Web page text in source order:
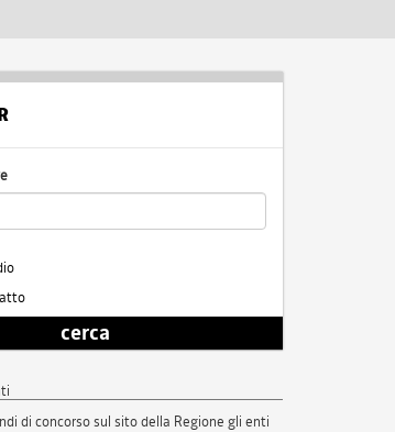
cerca
di concorso sul sito della Regione gli enti